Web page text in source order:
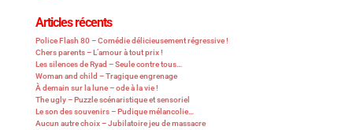
Articles récents
Police Flash 80 – Comédie délicieusement régressive !
Chers parents – L’amour à tout prix !
Les silences de Ryad – Seule contre tous…
Woman and child – Tragique engrenage
À demain sur la lune – ode à la vie !
The ugly – Puzzle scénaristique et sensoriel
Le son des souvenirs – Pudique mélancolie…
Aucun autre choix – Jubilatoire jeu de massacre